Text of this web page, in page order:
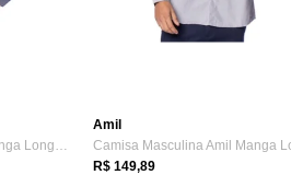
Camisa Masculina Amil Manga Longa Slim C...
Amil
R$ 149,89